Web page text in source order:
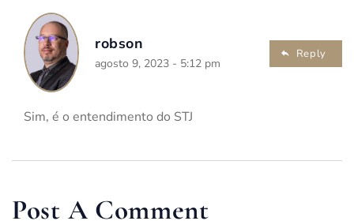
robson
agosto 9, 2023 - 5:12 pm
Reply
Sim, é o entendimento do STJ
Post A Comment